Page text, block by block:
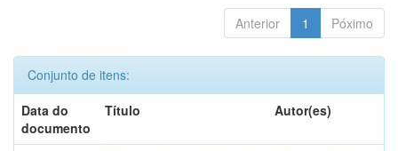
Anterior 1 Póximo
Conjunto de itens:
Data do
documento
Título Autor(es)